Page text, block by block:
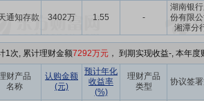
通知存款 3402万 1.55 -
湖南银
份有限公
湘潭分
1次, 累计理财金额7292万元 ， 到期实现收益-, 本年
财产品
名称
认购金额
(元)
预计年化
收益率
(%)
理财产品
类型
协议签